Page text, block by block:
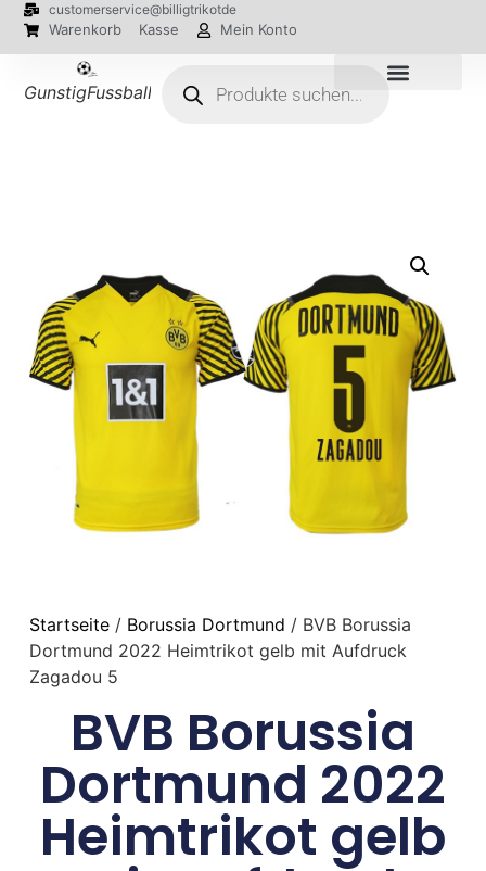
customerservice@billigtrikotde
Warenkorb Kasse Mein Konto
GunstigFussballTrikot
Startseite/ Borussia Dortmund / BVB Borussia
Dortmund 2022 Heimtrikot gelb mit Aufdruck
Zagadou 5
BVB Borussia
Dortmund 2022
Heimtrikot gelb